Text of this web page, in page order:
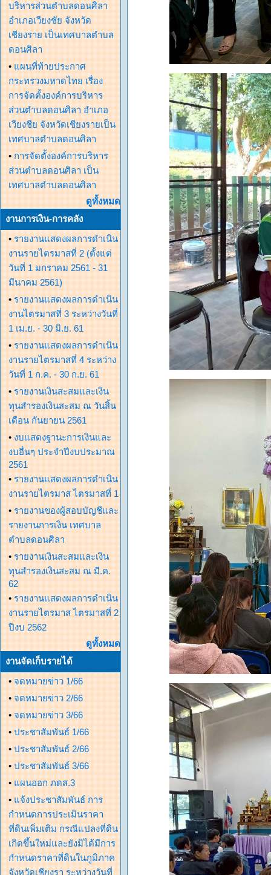
บริหารส่วนตำบลดอนศิลา
อำเภอเวียงชัย จังหวัด
เชียงราย เป็นเทศบาลตำบล
ดอนศิลา
• แผนที่ท้ายประกาศ
กระทรวงมหาดไทย เรื่อง
การจัดตั้งองค์การบริหาร
ส่วนตำบลดอนศิลา อำเภอ
เวียงชีย จังหวัดเชียงรายเป็น
เทศบาลตำบลดอนศิลา
• การจัดตั้งองค์การบริหาร
ส่วนตำบลดอนศิลา เป็น
เทศบาลตำบลดอนศิลา
ดูทั้งหมด
งานการเงิน-การคลัง
• รายงานแสดงผลการดำเนิน
งานรายไตรมาสที่ 2 (ตั้งแต่
วันที่ 1 มกราคม 2561 - 31
มีนาคม 2561)
• รายงานแสดงผลการดำเนิน
งานไตรมาสที่ 3 ระหว่างวันที่
1 เม.ย. - 30 มิ.ย. 61
• รายงานแสดงผลการดำเนิน
งานรายไตรมาสที่ 4 ระหว่าง
วันที่ 1 ก.ค. - 30 ก.ย. 61
• รายงานเงินสะสมและเงิน
ทุนสำรองเงินสะสม ณ วันสิ้น
เดือน กันยายน 2561
• งบแสดงฐานะการเงินและ
งบอื่นๆ ประจำปีงบประมาณ
2561
• รายงานแสดงผลการดำเนิน
งานรายไตรมาส ไตรมาสที่ 1
• รายงานของผู้สอบบัญชีและ
รายงานการเงิน เทศบาล
ตำบลดอนศิลา
• รายงานเงินสะสมและเงิน
ทุนสำรองเงินสะสม ณ มี.ค.
62
• รายงานแสดงผลการดำเนิน
งานรายไตรมาส ไตรมาสที่ 2
ปีงบ 2562
ดูทั้งหมด
งานจัดเก็บรายได้
• จดหมายข่าว 1/66
• จดหมายข่าว 2/66
• จดหมายข่าว 3/66
• ประชาสัมพันธ์ 1/66
• ประชาสัมพันธ์ 2/66
• ประชาสัมพันธ์ 3/66
• แผนออก ภดส.3
• แจ้งประชาสัมพันธ์ การ
กำหนดการประเมินราคา
ที่ดินเพิ่มเติม กรณีแปลงที่ดิน
เกิดขึ้นใหม่และยังมิได้มีการ
กำหนดราคาที่ดินในภูมิภาค
จังหวัดเชียงรา ระหว่างวันที่